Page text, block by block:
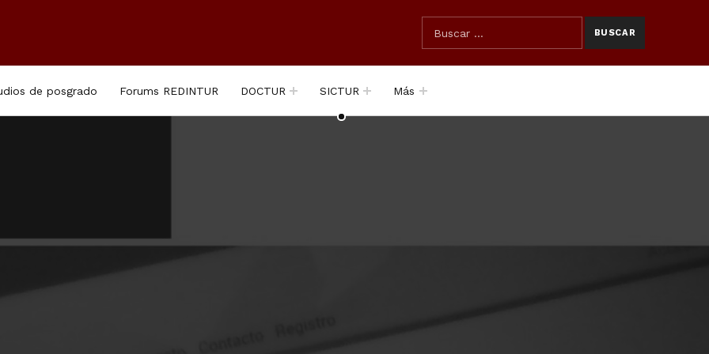
SEARCH THE SITE
Búsqueda para:
de posgrado Forums REDINTUR DOCTUR SICTUR Más